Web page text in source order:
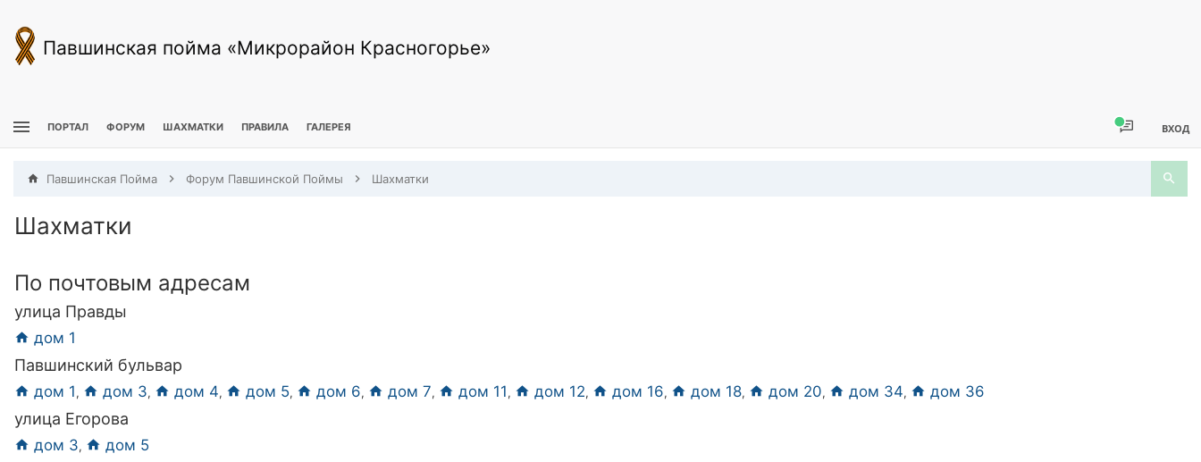
Павшинская пойма «Микрорайон Красногорье»
ПОРТАЛ ФОРУМ ШАХМАТКИ ПРАВИЛА ГАЛЕРЕЯ ВХОД
Павшинская Пойма Форум Павшинской Поймы Шахматки
Шахматки
По почтовым адресам
улица Правды
дом 1
Павшинский бульвар
дом 1, дом 3, дом 4, дом 5, дом 6, дом 7, дом 11, дом 12, дом 16, дом 18, дом 20, дом 34, дом 36
улица Егорова
дом 3, дом 5